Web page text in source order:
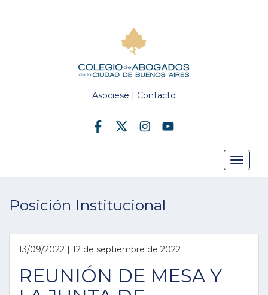
Asociese | Contacto
Toggle
Posición Institucional
13/09/2022 | 12 de septiembre de 2022
REUNIÓN DE MESA Y